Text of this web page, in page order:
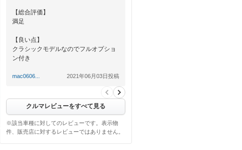
【総合評価】
満足
【良い点】
クラシックモデルなのでフルオプショ
ン付き
【悪い点】
mac0606... 2021年06月03日投稿
クルマレビューをすべて見る
※該当車種に対してのレビューです。表示物
件、販売店に対するレビューではありません。